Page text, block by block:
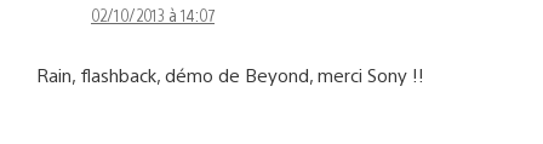
02/10/2013 à 14:07
Rain, flashback, démo de Beyond, merci Sony !!